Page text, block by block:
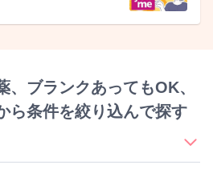
、ブランクあってもOK、
ら条件を絞り込んで探す